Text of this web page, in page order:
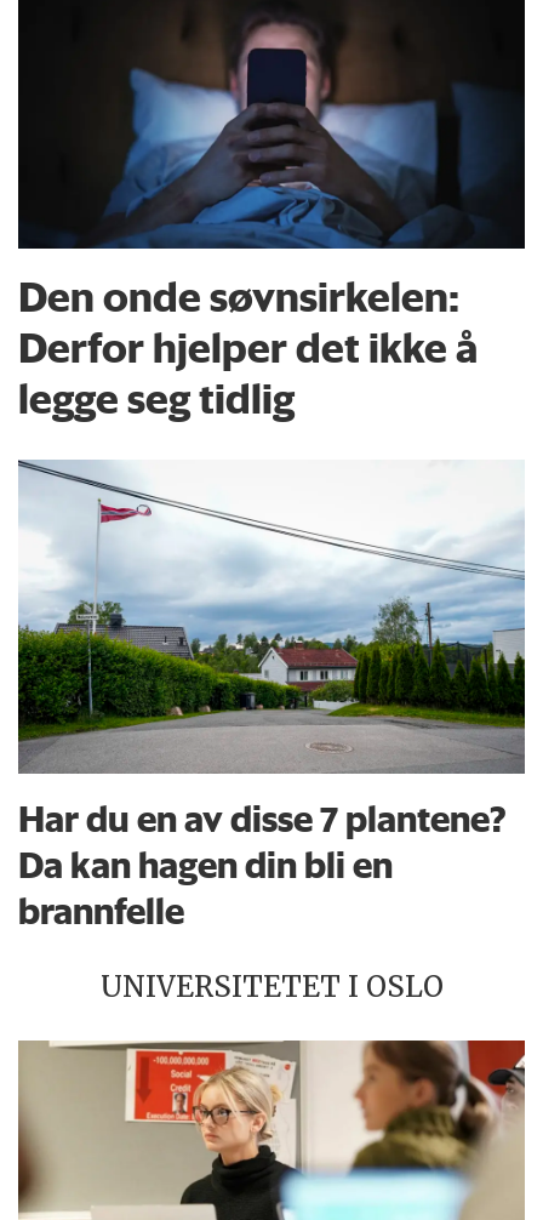
Den onde søvnsirkelen:
Derfor hjelper det ikke å
legge seg tidlig
Har du en av disse 7 plantene?
Da kan hagen din bli en
brannfelle
UNIVERSITETET I OSLO